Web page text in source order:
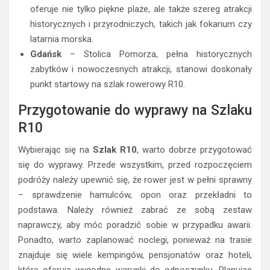
oferuje nie tylko piękne plaże, ale także szereg atrakcji
historycznych i przyrodniczych, takich jak fokarium czy
latarnia morska.
Gdańsk – Stolica Pomorza, pełna historycznych
zabytków i nowoczesnych atrakcji, stanowi doskonały
punkt startowy na szlak rowerowy R10.
Przygotowanie do wyprawy na Szlaku
R10
Wybierając się na Szlak R10, warto dobrze przygotować
się do wyprawy. Przede wszystkim, przed rozpoczęciem
podróży należy upewnić się, że rower jest w pełni sprawny
– sprawdzenie hamulców, opon oraz przekładni to
podstawa. Należy również zabrać ze sobą zestaw
naprawczy, aby móc poradzić sobie w przypadku awarii.
Ponadto, warto zaplanować noclegi, ponieważ na trasie
znajduje się wiele kempingów, pensjonatów oraz hoteli,